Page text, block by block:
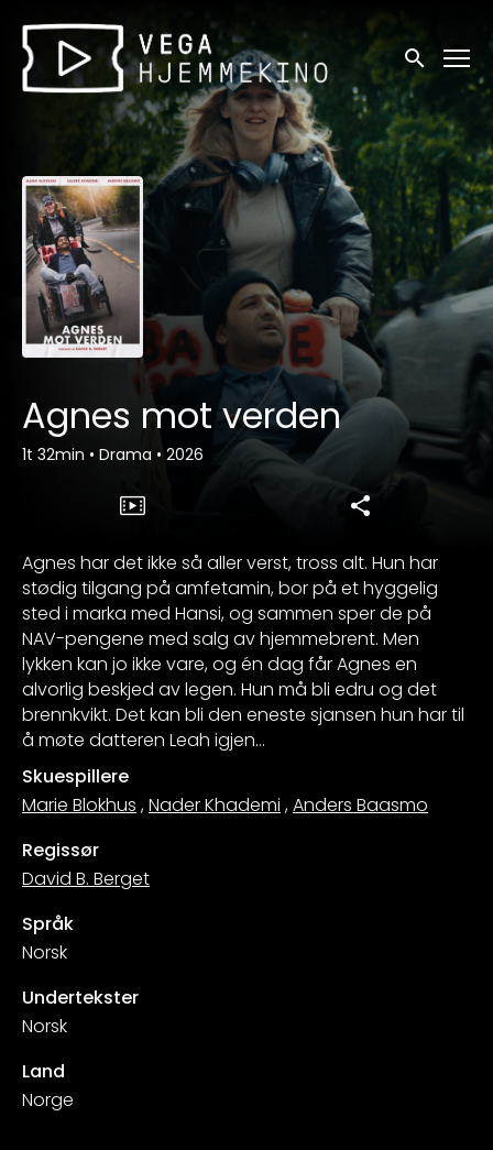
Tilgjengelighetslenker
Søk
Agnes mot verden
1t 32min • Drama • 2026
Agnes har det ikke så aller verst, tross alt. Hun har
stødig tilgang på amfetamin, bor på et hyggelig
sted i marka med Hansi, og sammen sper de på
NAV-pengene med salg av hjemmebrent. Men
lykken kan jo ikke vare, og én dag får Agnes en
alvorlig beskjed av legen. Hun må bli edru og det
brennkvikt. Det kan bli den eneste sjansen hun har til
å møte datteren Leah igjen…
Skuespillere
Marie Blokhus ,Nader Khademi ,Anders Baasmo
Regissør
David B. Berget
Språk
Norsk
Undertekster
Norsk
Land
Norge